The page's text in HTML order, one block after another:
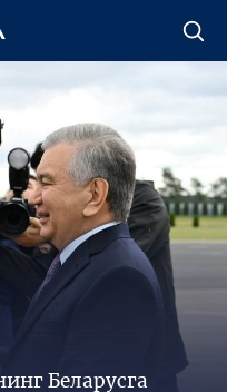
Беларусга